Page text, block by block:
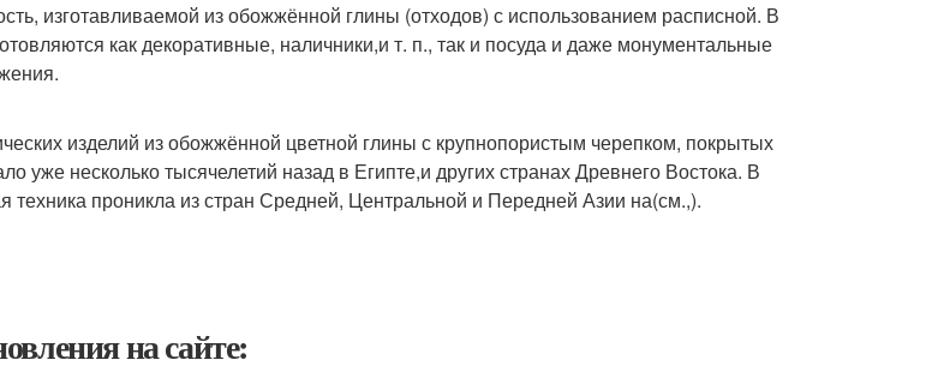
изготавливаемой из обожжённой глины (отходов) с использованием расписной. В
как декоративные, наличники,и т. п., так и посуда и даже монументальные
изделий из обожжённой цветной глины с крупнопористым черепком, покрытых
уже несколько тысячелетий назад в Египте,и других странах Древнего Востока. В
техника проникла из стран Средней, Центральной и Передней Азии на(см.,).
на сайте: